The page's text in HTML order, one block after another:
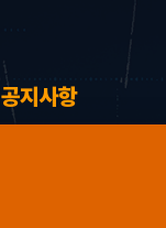
공지사항